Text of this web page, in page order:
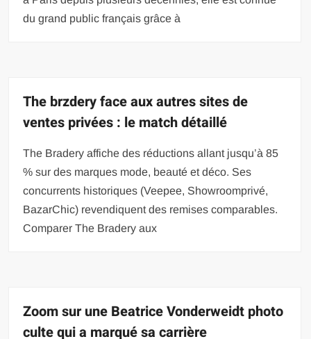
du grand public français grâce à
The brzdery face aux autres sites de
ventes privées : le match détaillé
The Bradery affiche des réductions allant jusqu’à 85
% sur des marques mode, beauté et déco. Ses
concurrents historiques (Veepee, Showroomprivé,
BazarChic) revendiquent des remises comparables.
Comparer The Bradery aux
Zoom sur une Beatrice Vonderweidt photo
culte qui a marqué sa carrière